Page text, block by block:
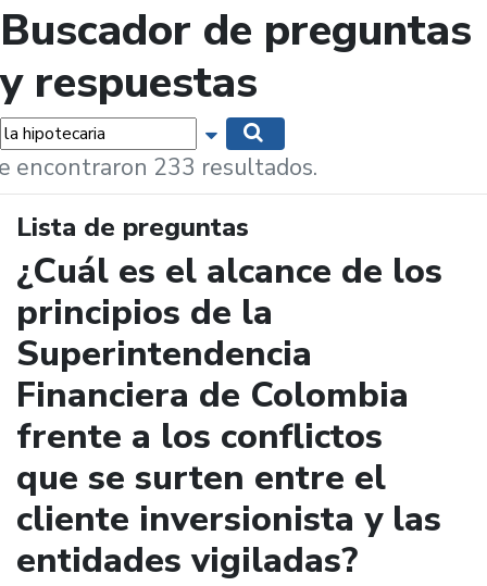
Buscador de preguntas
y respuestas
Mostrar opciones de búsqueda
encontraron 233 resultados.
Lista de preguntas
¿Cuál es el alcance de los
principios de la
Superintendencia
Financiera de Colombia
frente a los conflictos
que se surten entre el
cliente inversionista y las
entidades vigiladas?